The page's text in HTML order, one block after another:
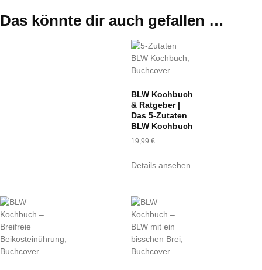
Das könnte dir auch gefallen …
BLW Kochbuch
& Ratgeber |
Das 5-Zutaten
BLW Kochbuch
19,99 €
Details ansehen